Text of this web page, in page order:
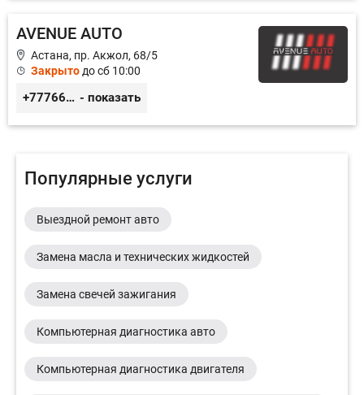
AVENUE AUTO
Астана, пр. Акжол, 68/5
Закрыто до сб 10:00
+77766857788 - показать
Популярные услуги
Выездной ремонт авто
Замена масла и технических жидкостей
Замена свечей зажигания
Компьютерная диагностика авто
Компьютерная диагностика двигателя